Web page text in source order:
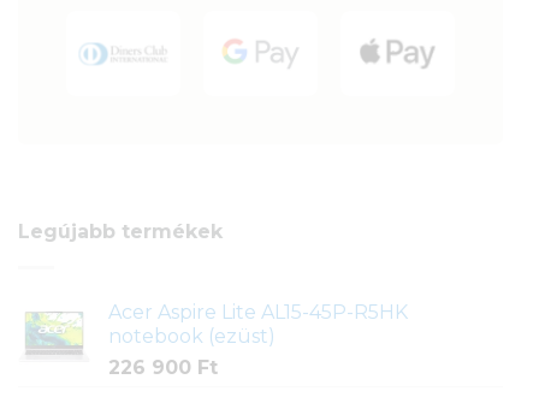
Legújabb termékek
Acer Aspire Lite AL15-45P-R5HK
notebook (ezüst)
226 900 Ft